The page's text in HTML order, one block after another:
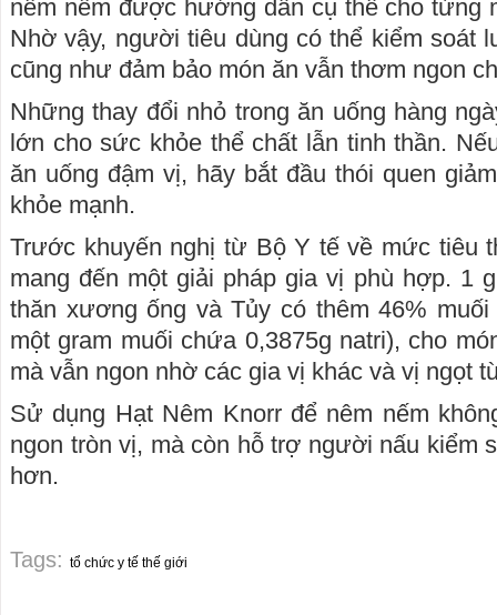
nêm nếm được hướng dẫn cụ thể cho từng
Nhờ vậy, người tiêu dùng có thể kiểm soát
cũng như đảm bảo món ăn vẫn thơm ngon
Những thay đổi nhỏ trong ăn uống hàng
lớn cho sức khỏe thể chất lẫn tinh thần.
ăn uống đậm vị, hãy bắt đầu thói quen
khỏe mạnh.
Trước khuyến nghị từ Bộ Y tế về mức tiêu
mang đến một giải pháp gia vị phù hợp. 1
thăn xương ống và Tủy có thêm 46%
một gram muối chứa 0,3875g natri), cho
mà vẫn ngon nhờ các gia vị khác và vị ngọt
Sử dụng Hạt Nêm Knorr để nêm nếm
ngon tròn vị, mà còn hỗ trợ người nấu kiểm
hơn.
Tags: tổ chức y tế thế giới